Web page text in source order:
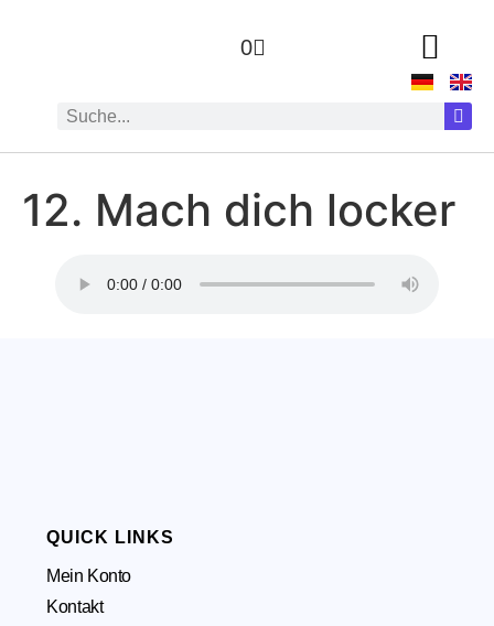
0
12. Mach dich locker
QUICK LINKS
Mein Konto
Kontakt